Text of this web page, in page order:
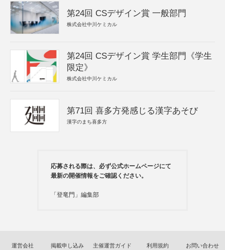
第24回 CSデザイン賞 一般部門
株式会社中川ケミカル
第24回 CSデザイン賞 学生部門《学生
限定》
株式会社中川ケミカル
第71回 喜多方発感じる漢字あそび
漢字のまち喜多方
応募される際は、必ず公式ホームページにて
最新の開催情報をご確認ください。
「登竜門」編集部
運営会社 掲載申し込み 主催運営ガイド 利用規約 お問い合わせ